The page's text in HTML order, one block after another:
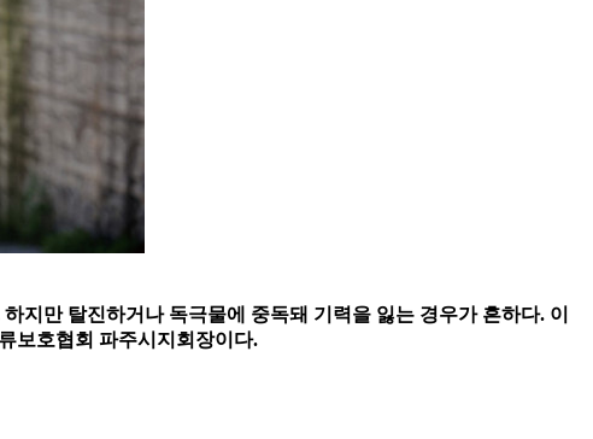
지만 탈진하거나 독극물에 중독돼 기력을 잃는 경우가 흔하다. 이
보호협회 파주시지회장이다.